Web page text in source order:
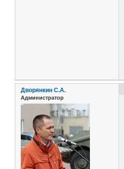
Дворянкин С.А.
Администратор